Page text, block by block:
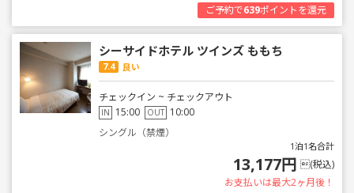
ご予約で639ポイントを還元
シーサイドホテル ツインズ ももち
7.4 良い
チェックイン ~ チェックアウト
IN 15:00 OUT 10:00
シングル（禁煙）
1泊1名合計
13,177円 (税込)
お支払いは最大2ヶ月後！